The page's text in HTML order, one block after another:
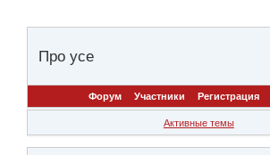
Про усе
Форум Участники Регистрация
Активные темы